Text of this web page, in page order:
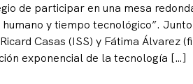
de participar en una mesa
y tiempo tecnológico”.
Casas (ISS) y Fátima Álvarez
exponencial de la tecnología […]